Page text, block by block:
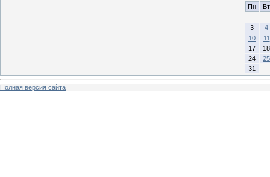
Пн
Вт
3
4
10
11
17
18
24
25
31
Полная версия сайта